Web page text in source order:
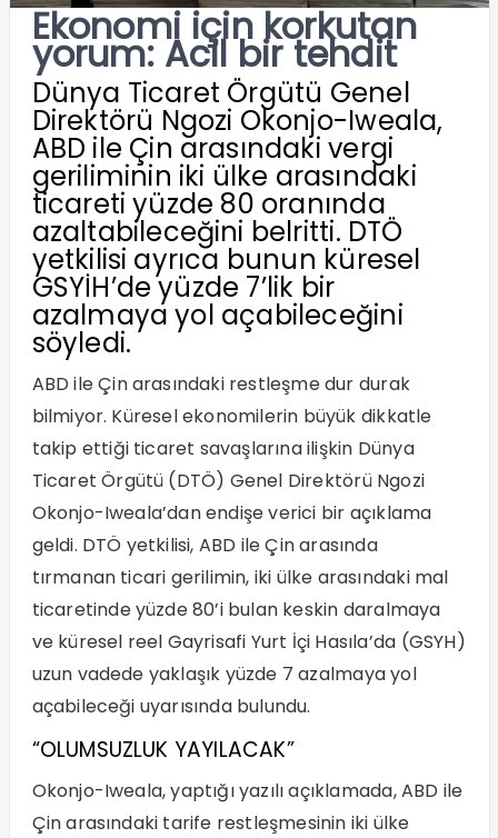
Ekonomi için korkutan
yorum: Acil bir tehdit
Dünya Ticaret Örgütü Genel
Direktörü Ngozi Okonjo-Iweala,
ABD ile Çin arasındaki vergi
geriliminin iki ülke arasındaki
ticareti yüzde 80 oranında
azaltabileceğini belritti. DTÖ
yetkilisi ayrıca bunun küresel
GSYİH’de yüzde 7’lik bir
azalmaya yol açabileceğini
söyledi.
ABD ile Çin arasındaki restleşme dur durak
bilmiyor. Küresel ekonomilerin büyük dikkatle
takip ettiği ticaret savaşlarına ilişkin Dünya
Ticaret Örgütü (DTÖ) Genel Direktörü Ngozi
Okonjo-Iweala’dan endişe verici bir açıklama
geldi. DTÖ yetkilisi, ABD ile Çin arasında
tırmanan ticari gerilimin, iki ülke arasındaki mal
ticaretinde yüzde 80’i bulan keskin daralmaya
ve küresel reel Gayrisafi Yurt İçi Hasıla’da (GSYH)
uzun vadede yaklaşık yüzde 7 azalmaya yol
açabileceği uyarısında bulundu.
“OLUMSUZLUK YAYILACAK”
Okonjo-Iweala, yaptığı yazılı açıklamada, ABD ile
Çin arasındaki tarife restleşmesinin iki ülke